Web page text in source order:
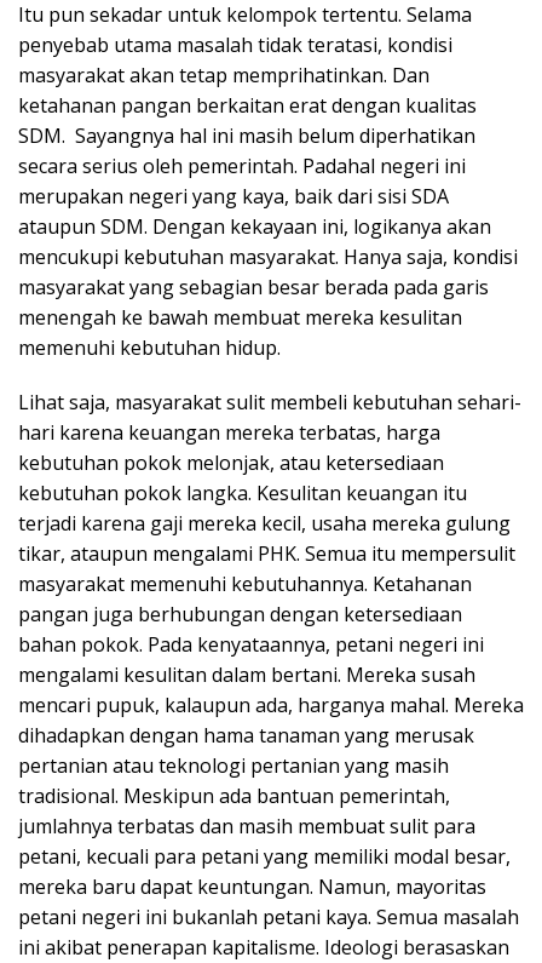
Itu pun sekadar untuk kelompok tertentu. Selama
penyebab utama masalah tidak teratasi, kondisi
masyarakat akan tetap memprihatinkan. Dan
ketahanan pangan berkaitan erat dengan kualitas
SDM. Sayangnya hal ini masih belum diperhatikan
secara serius oleh pemerintah. Padahal negeri ini
merupakan negeri yang kaya, baik dari sisi SDA
ataupun SDM. Dengan kekayaan ini, logikanya akan
mencukupi kebutuhan masyarakat. Hanya saja, kondisi
masyarakat yang sebagian besar berada pada garis
menengah ke bawah membuat mereka kesulitan
memenuhi kebutuhan hidup.
Lihat saja, masyarakat sulit membeli kebutuhan sehari-
hari karena keuangan mereka terbatas, harga
kebutuhan pokok melonjak, atau ketersediaan
kebutuhan pokok langka. Kesulitan keuangan itu
terjadi karena gaji mereka kecil, usaha mereka gulung
tikar, ataupun mengalami PHK. Semua itu mempersulit
masyarakat memenuhi kebutuhannya. Ketahanan
pangan juga berhubungan dengan ketersediaan
bahan pokok. Pada kenyataannya, petani negeri ini
mengalami kesulitan dalam bertani. Mereka susah
mencari pupuk, kalaupun ada, harganya mahal. Mereka
dihadapkan dengan hama tanaman yang merusak
pertanian atau teknologi pertanian yang masih
tradisional. Meskipun ada bantuan pemerintah,
jumlahnya terbatas dan masih membuat sulit para
petani, kecuali para petani yang memiliki modal besar,
mereka baru dapat keuntungan. Namun, mayoritas
petani negeri ini bukanlah petani kaya. Semua masalah
ini akibat penerapan kapitalisme. Ideologi berasaskan